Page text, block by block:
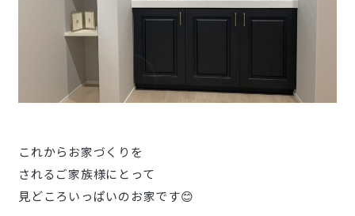
これからお家づくりを
されるご家族様にとって
見どころいっぱいのお家です😊